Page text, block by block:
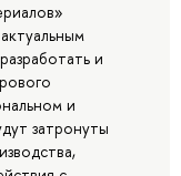
и
и
затронуты